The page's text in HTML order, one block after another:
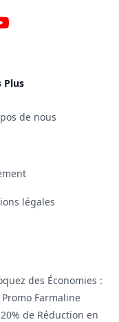
Plus
de nous
légales
des Économies :
Promo Farmaline
de Réduction en